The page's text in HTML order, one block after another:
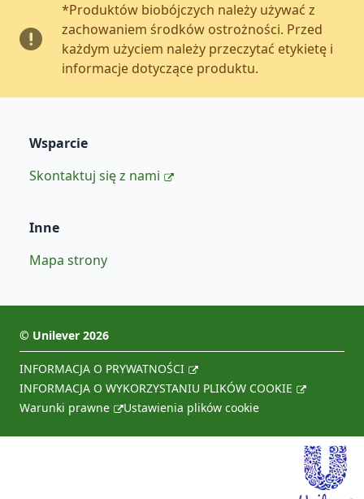
*Produktów biobójczych należy używać z
zachowaniem środków ostrożności. Przed
każdym użyciem należy przeczytać etykietę i
informacje dotyczące produktu.
Wsparcie
Skontaktuj się z nami
Inne
Mapa strony
© Unilever 2026
INFORMACJA O PRYWATNOŚCI
INFORMACJA O WYKORZYSTANIU PLIKÓW COOKIE
Warunki prawne
Ustawienia plików cookie